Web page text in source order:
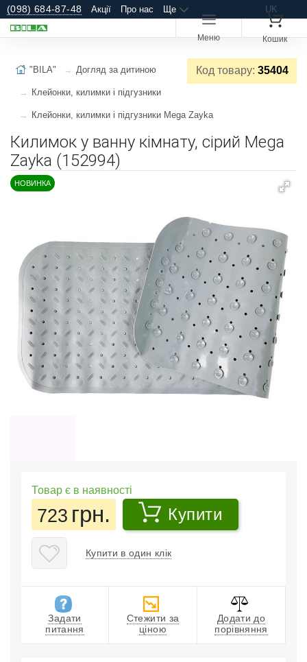
(098) 684-87-48 Акції Про нас Ще UK
Меню Кошик
Код товару: 35404
"BILA" Догляд за дитиною
Клейонки, килимки і підгузники
Клейонки, килимки і підгузники Mega Zayka
Килимок у ванну кімнату, сірий Mega
Zayka (152994)
НОВИНКА
Товар є в наявності
723 грн. Купити
Купити в один клік
Задати
питання
Стежити за
ціною
Додати до
порівняння